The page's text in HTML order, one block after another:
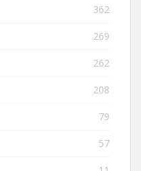
362
269
262
208
79
57